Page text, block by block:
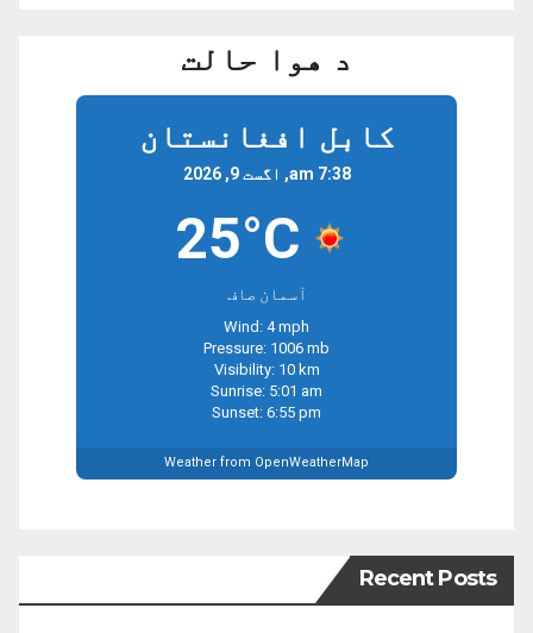
د هوا حالت
کابل افغانستان
7:38 am, اگست 9, 2026
25°C
آسمان صاف
Wind: 4 mph
Pressure: 1006 mb
Visibility: 10 km
Sunrise: 5:01 am
Sunset: 6:55 pm
Weather from OpenWeatherMap
Recent Posts